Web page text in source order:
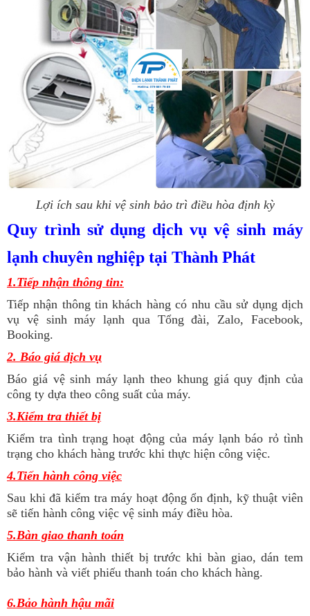
Lợi ích sau khi vệ sinh bảo trì điều hòa định kỳ
Quy trình sử dụng dịch vụ vệ sinh máy
lạnh chuyên nghiệp tại Thành Phát
1.Tiếp nhận thông tin:
Tiếp nhận thông tin khách hàng có nhu cầu sử dụng dịch
vụ vệ sinh máy lạnh qua Tổng đài, Zalo, Facebook,
Booking.
2. Báo giá dịch vụ
Báo giá vệ sinh máy lạnh theo khung giá quy định của
công ty dựa theo công suất của máy.
3.Kiểm tra thiết bị
Kiểm tra tình trạng hoạt động của máy lạnh báo rỏ tình
trạng cho khách hàng trước khi thực hiện công việc.
4.Tiến hành công việc
Sau khi đã kiểm tra máy hoạt động ổn định, kỹ thuật viên
sẽ tiến hành công việc vệ sinh máy điều hòa.
5.Bàn giao thanh toán
Kiểm tra vận hành thiết bị trước khi bàn giao, dán tem
bảo hành và viết phiếu thanh toán cho khách hàng.
6.Bảo hành hậu mãi